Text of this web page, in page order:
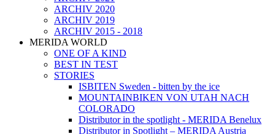
ARCHIV 2020
ARCHIV 2019
ARCHIV 2015 - 2018
MERIDA WORLD
ONE OF A KIND
BEST IN TEST
STORIES
ISBITEN Sweden - bitten by the ice
MOUNTAINBIKEN VON UTAH NACH
COLORADO
Distributor in the spotlight - MERIDA Benelux
Distributor in Spotlight – MERIDA Austria